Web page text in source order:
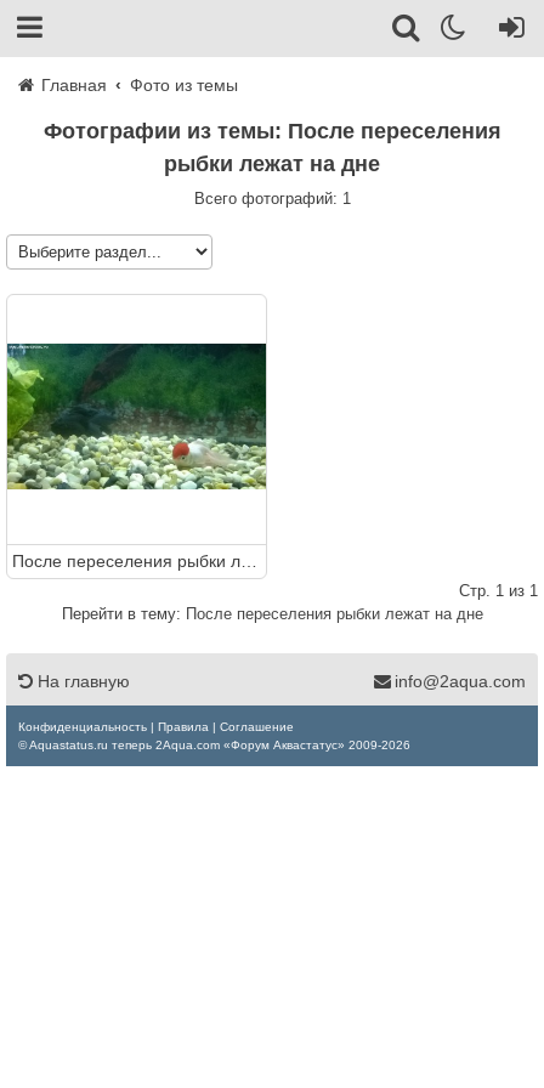
Главная Фото из темы
Фотографии из темы: После переселения
рыбки лежат на дне
Всего фотографий: 1
Стр. 1 из 1
Перейти в тему: После переселения рыбки лежат на дне
На главную info@2aqua.com
Конфиденциальность Правила
Соглашение
© Aquastatus.ru теперь 2Aqua.com «Форум Аквастатус» 2009-2026